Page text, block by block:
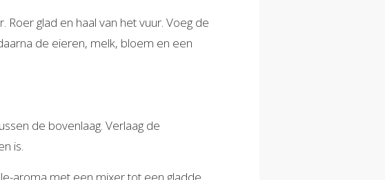
glad en haal van het vuur. Voeg de
de eieren, melk, bloem en een
de bovenlaag. Verlaag de
is.
aroma met een mixer tot een gladde